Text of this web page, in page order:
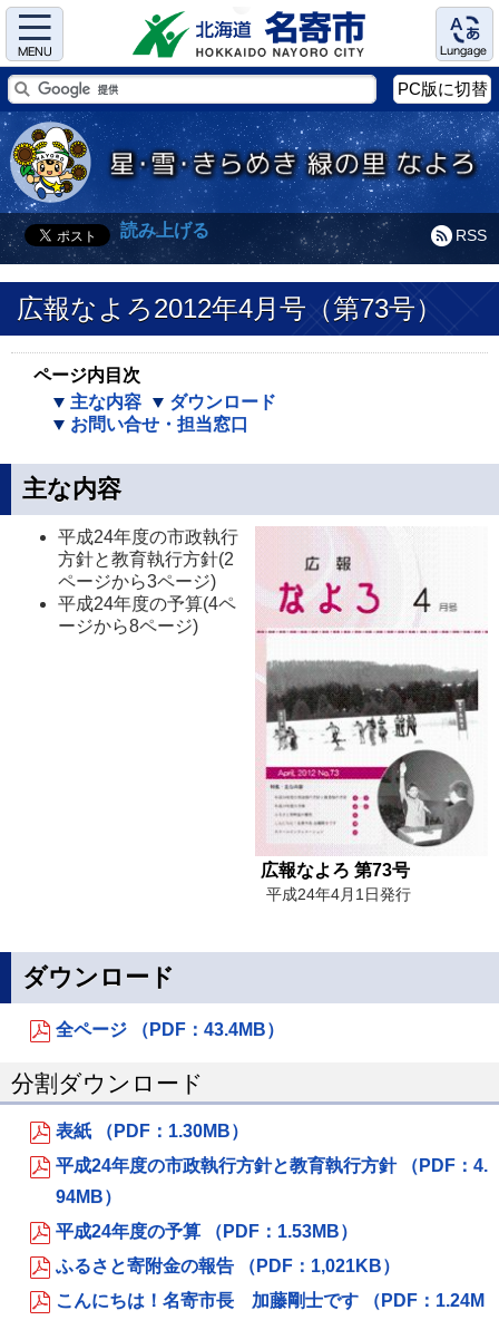
Menu Language
PC版に切替
RSS
読み上げる
広報なよろ2012年4月号（第73号）
ページ内目次
主な内容
ダウンロード
お問い合せ・担当窓口
主な内容
広報なよろ 第73号
平成24年4月1日発行
平成24年度の市政執行
方針と教育執行方針(2
ページから3ページ)
平成24年度の予算(4ペ
ージから8ページ)
ダウンロード
全ページ （PDF：43.4MB）
分割ダウンロード
表紙 （PDF：1.30MB）
平成24年度の市政執行方針と教育執行方針 （PDF：4.
94MB）
平成24年度の予算 （PDF：1.53MB）
ふるさと寄附金の報告 （PDF：1,021KB）
こんにちは！名寄市長 加藤剛士です （PDF：1.24M